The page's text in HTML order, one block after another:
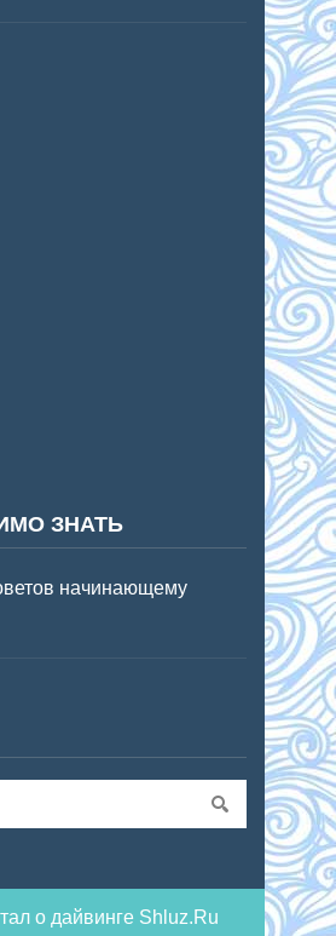
ЗНАТЬ
начинающему
о дайвинге Shluz.Ru